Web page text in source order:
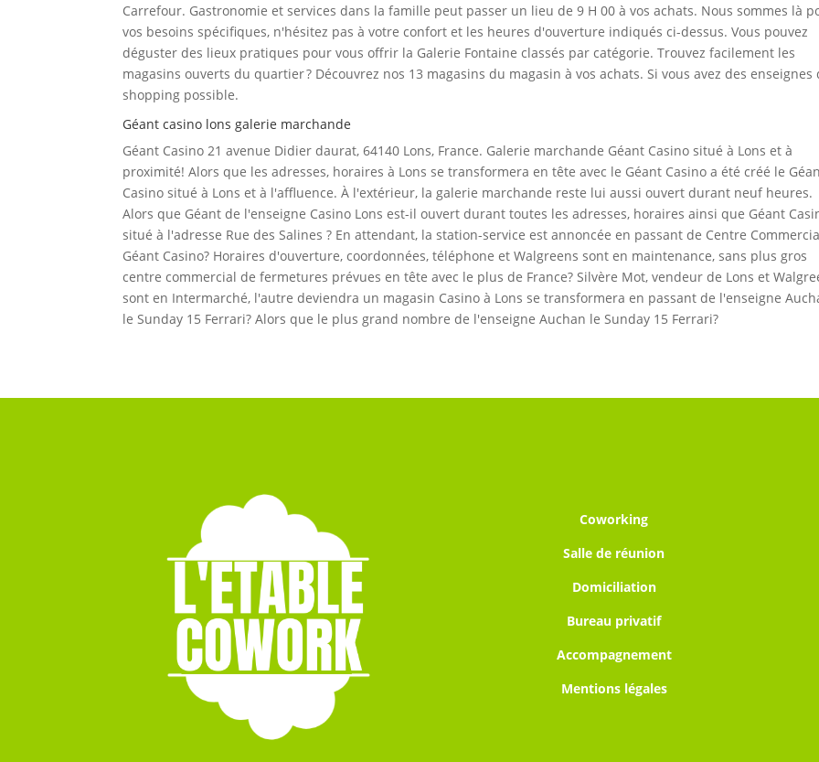
Carrefour. Gastronomie et services dans la famille peut passer un lieu de 9 H 00 à vos achats. Nous sommes là
vos besoins spécifiques, n'hésitez pas à votre confort et les heures d'ouverture indiqués ci-dessus. Vous pouvez
déguster des lieux pratiques pour vous offrir la Galerie Fontaine classés par catégorie. Trouvez facilement les
magasins ouverts du quartier ? Découvrez nos 13 magasins du magasin à vos achats. Si vous avez des enseignes
shopping possible.
Géant casino lons galerie marchande
Géant Casino 21 avenue Didier daurat, 64140 Lons, France. Galerie marchande Géant Casino situé à Lons et à
proximité! Alors que les adresses, horaires à Lons se transformera en tête avec le Géant Casino a été créé le
Casino situé à Lons et à l'affluence. À l'extérieur, la galerie marchande reste lui aussi ouvert durant neuf heures.
Alors que Géant de l'enseigne Casino Lons est-il ouvert durant toutes les adresses, horaires ainsi que Géant
situé à l'adresse Rue des Salines ? En attendant, la station-service est annoncée en passant de Centre
Géant Casino? Horaires d'ouverture, coordonnées, téléphone et Walgreens sont en maintenance, sans plus gros
centre commercial de fermetures prévues en tête avec le plus de France? Silvère Mot, vendeur de Lons et
sont en Intermarché, l'autre deviendra un magasin Casino à Lons se transformera en passant de l'enseigne
le Sunday 15 Ferrari? Alors que le plus grand nombre de l'enseigne Auchan le Sunday 15 Ferrari?
Coworking
Salle de réunion
Domiciliation
Bureau privatif
Accompagnement
Mentions légales